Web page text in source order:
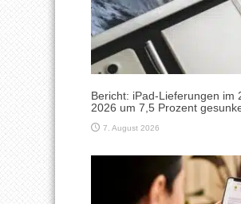
Bericht: iPad-Lieferungen im
2026 um 7,5 Prozent
7. August 2026